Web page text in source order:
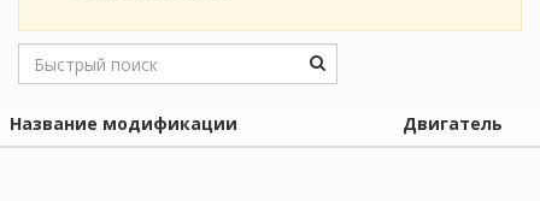
Название модификации Двигатель